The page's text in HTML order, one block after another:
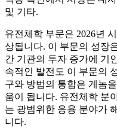
및 기타.
유전체학 부문은 2026년
상됩니다. 이 부문의 성장
간 기관의 투자 증가에 기
속적인 발전도 이 부문의
구와 방법의 통합은 게놈
움이 됩니다. 유전체학 분
는 광범위한 응용 분야가
니다.